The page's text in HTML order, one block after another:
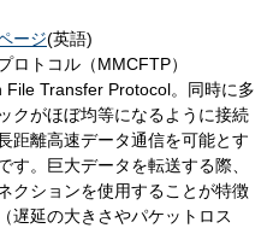
ージ(英語)
ロトコル（MMCFTP）
Transfer Protocol。同時に多
クがほぼ均等になるように接続
距離高速データ通信を可能とす
す。巨大データを転送する際、
クションを使用することが特徴
遅延の大きさやパケットロス